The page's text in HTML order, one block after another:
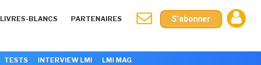
LIVRES-BLANCS PARTENAIRES S'abonner
TESTS INTERVIEW LMI LMI MAG